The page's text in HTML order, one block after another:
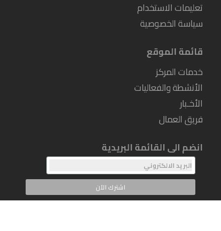
تعليمات الاستخدام
سياسة الخصوصية
قائمة الموقع
خدمات المركز
الأنشطة والفعاليات
الأخـبار
فريق العمال
انضم الى القائمة البريدية